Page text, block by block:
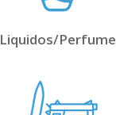
Liquidos/Perfume